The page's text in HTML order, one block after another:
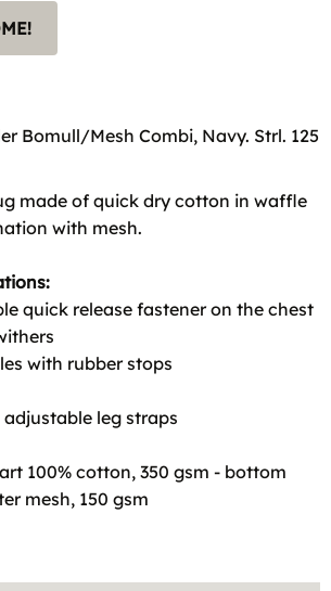
Bomull/Mesh Combi, Navy. Strl. 125
made of quick dry cotton in waffle
with mesh.
quick release fastener on the chest
with rubber stops
leg straps
100% cotton, 350 gsm - bottom
mesh, 150 gsm